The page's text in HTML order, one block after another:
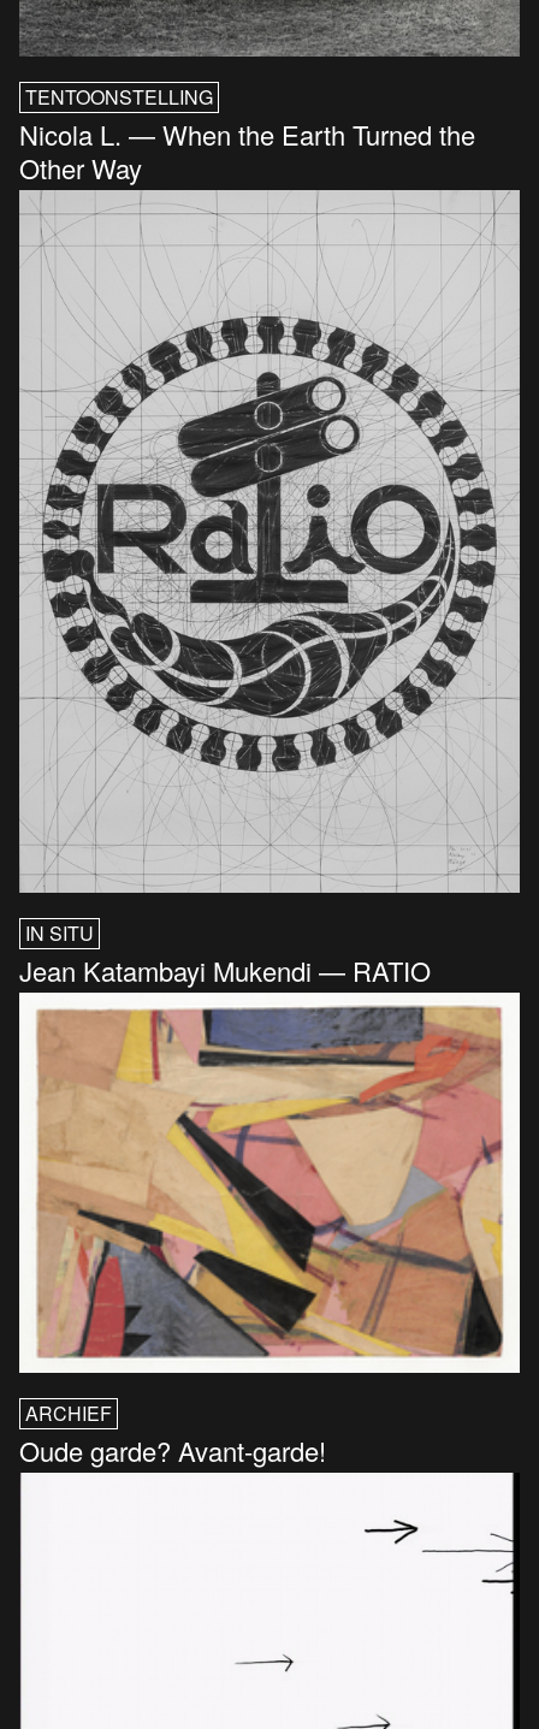
TENTOONSTELLING
Nicola L. — When the Earth Turned the
Other Way
IN SITU
Jean Katambayi Mukendi — RATIO
ARCHIEF
Oude garde? Avant-garde!